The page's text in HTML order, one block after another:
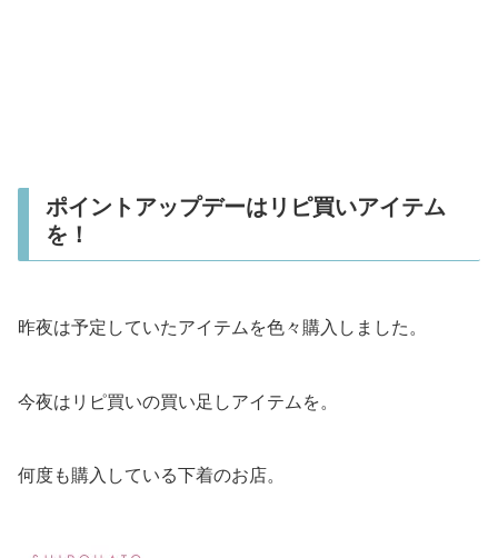
ポイントアップデーはリピ買いアイテム
を！
昨夜は予定していたアイテムを色々購入しました。
今夜はリピ買いの買い足しアイテムを。
何度も購入している下着のお店。